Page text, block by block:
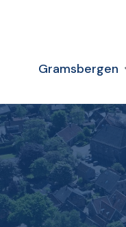
Gramsbergen